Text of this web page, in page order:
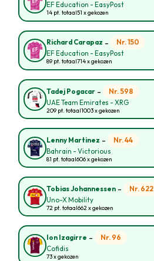
EF Education - EasyPost
14 pt. totaal51 x gekozen
Richard Carapaz - Nr. 150
EF Education - EasyPost
89 pt. totaal714 x gekozen
Tadej Pogacar - Nr. 598
UAE Team Emirates - XRG
209 pt. totaal1003 x gekozen
Lenny Martinez - Nr. 44
Bahrain - Victorious
81 pt. totaal606 x gekozen
Tobias Johannessen - Nr. 622
Uno-X Mobility
72 pt. totaal662 x gekozen
Ion Izagirre - Nr. 96
Cofidis
73 x gekozen